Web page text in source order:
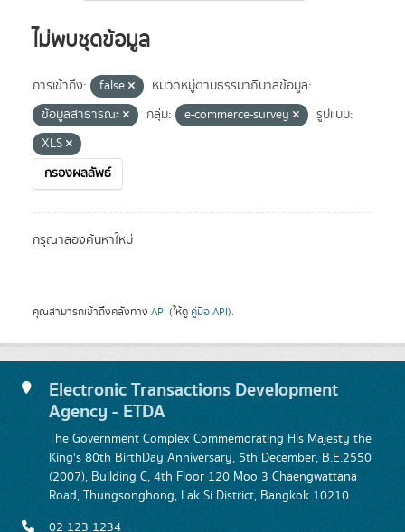
ไม่พบชุดข้อมูล
การเข้าถึง: false
หมวดหมู่ตามธรรมาภิบาลข้อมูล:
ข้อมูลสาธารณะ
กลุ่ม: e-commerce-survey
รูปแบบ:
XLS
กรองผลลัพธ์
กรุณาลองค้นหาใหม่
คุณสามารถเข้าถึงคลังทาง API (ให้ดู คู่มือ API).
Electronic Transactions Development
Agency - ETDA
The Government Complex Commemorating His Majesty the
King's 80th BirthDay Anniversary, 5th December, B.E.2550
(2007), Building C, 4th Floor 120 Moo 3 Chaengwattana
Road, Thungsonghong, Lak Si District, Bangkok 10210
02 123 1234